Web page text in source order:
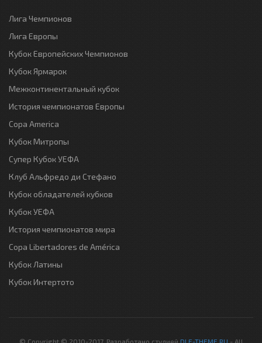
Лига Чемпионов
Лига Европы
Кубок Европейских Чемпионов
Кубок Ярмарок
Межконтинентальный кубок
История чемпионатов Европы
Copa America
Кубок Митропы
Супер Кубок УЕФА
Клуб Альфредо ди Стефано
Кубок обладателей кубков
Кубок УЕФА
История чемпионатов мира
Copa Libertadores de América
Кубок Латины
Кубок Интертото
© Copyright © 2010-2017. Разработано студией DLE-THEME.RU - All